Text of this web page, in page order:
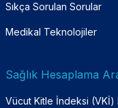
Sıkça Sorulan Sorular
Medikal Teknolojiler
Sağlık Hesaplama
Vücut Kitle İndeksi (VKİ)